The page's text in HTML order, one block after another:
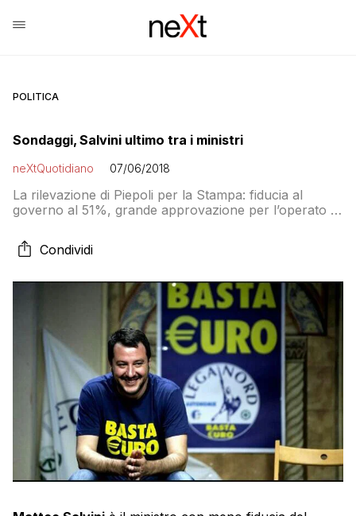
POLITICA
Sondaggi, Salvini ultimo tra i ministri
neXtQuotidiano 07/06/2018
La rilevazione di Piepoli per la Stampa: fiducia al
governo al 51%, grande approvazione per l’operato di
Condividi